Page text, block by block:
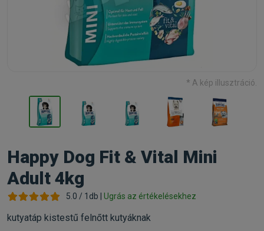
* A kép illusztráció.
Happy Dog Fit & Vital Mini
Adult 4kg
5.0 / 1db | Ugrás az értékelésekhez
kutyatáp kistestű felnőtt kutyáknak